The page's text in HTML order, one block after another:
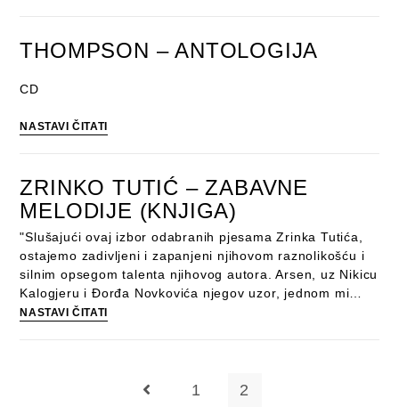
ALBUM
COLLECTION
THOMPSON – ANTOLOGIJA
CD
NASTAVI ČITATITHOMPSON
ZRINKO TUTIĆ – ZABAVNE
MELODIJE (KNJIGA)
"Slušajući ovaj izbor odabranih pjesama Zrinka Tutića,
ostajemo zadivljeni i zapanjeni njihovom raznolikošću i
silnim opsegom talenta njihovog autora. Arsen, uz Nikicu
Kalogjeru i Đorđa Novkovića njegov uzor, jednom mi…
NASTAVI ČITATIZRINKO
MELODIJEIdi na prijašnju stranicu
1 2